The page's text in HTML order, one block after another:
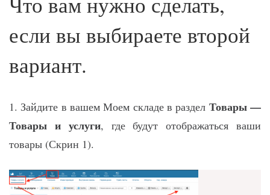
если вы выбираете второй
вариант.
1. Зайдите в вашем Моем складе в раздел Товары —
Товары и услуги, где будут отображаться ваши
товары (Скрин 1).